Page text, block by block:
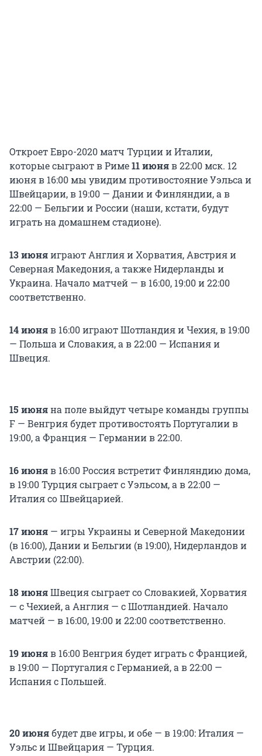
Откроет Евро-2020 матч Турции и Италии,
которые сыграют в Риме11 июняв 22:00 мск. 12
июня в 16:00 мы увидим противостояние Уэльса и
Швейцарии, в 19:00 — Дании и Финляндии, а в
22:00 — Бельгии и России (наши, кстати, будут
играть на домашнем стадионе).
13 июняиграют Англия и Хорватия, Австрия и
Северная Македония, а также Нидерланды и
Украина. Начало матчей — в 16:00, 19:00 и 22:00
соответственно.
14 июняв 16:00 играют Шотландия и Чехия, в 19:00
— Польша и Словакия, а в 22:00 — Испания и
Швеция.
15 июняна поле выйдут четыре команды группы
F — Венгрия будет противостоять Португалии в
19:00, а Франция — Германии в 22:00.
16 июняв 16:00 Россия встретит Финляндию дома,
в 19:00 Турция сыграет с Уэльсом, а в 22:00 —
Италия со Швейцарией.
17 июня — игры Украины и Северной Македонии
(в 16:00), Дании и Бельгии (в 19:00), Нидерландов и
Австрии (22:00).
18 июняШвеция сыграет со Словакией, Хорватия
— с Чехией, а Англия — с Шотландией. Начало
матчей — в 16:00, 19:00 и 22:00 соответственно.
19 июняв 16:00 Венгрия будет играть с Францией,
в 19:00 — Португалия с Германией, а в 22:00 —
Испания с Польшей.
20 июнябудет две игры, и обе — в 19:00: Италия —
Уэльс и Швейцария — Турция.